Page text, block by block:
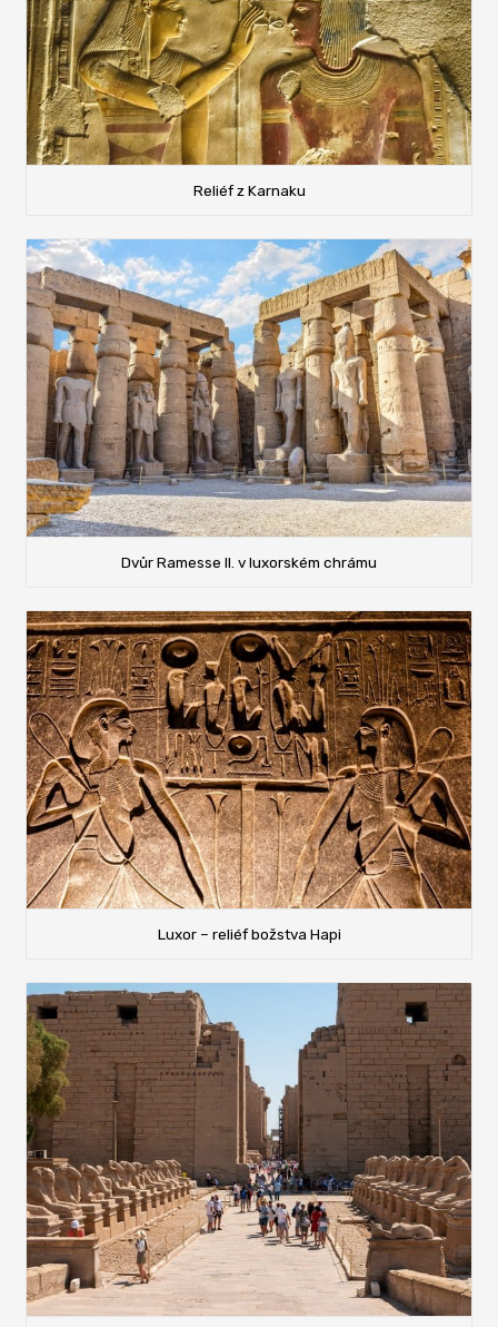
Reliéf z Karnaku
Dvůr Ramesse II. v luxorském chrámu
Luxor – reliéf božstva Hapi